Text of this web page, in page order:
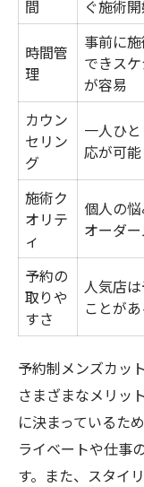
間
ぐ施術
時間管
理
事前に
できス
が容易
カウン
セリン
グ
一人ひ
応が可能
施術ク
オリテ
ィ
個人の
オーダ
予約の
取りや
すさ
人気店
ことが
予約制メンズカッ
さまざまなメリッ
に決まっているた
ライベートや仕事
す。また、スタイ